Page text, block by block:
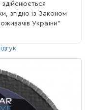
згідно із Законом
України"